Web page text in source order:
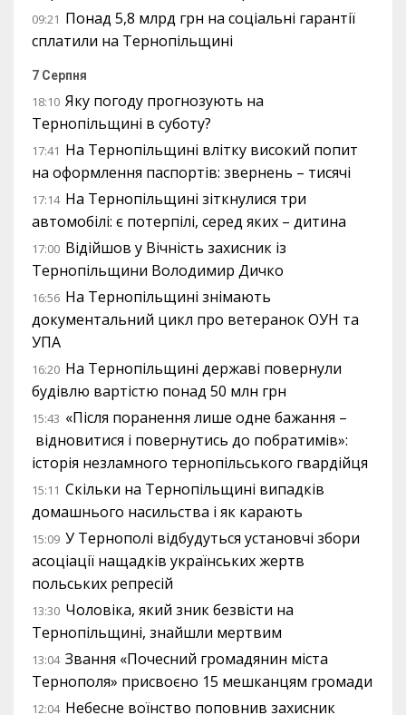
09:21 Понад 5,8 млрд грн на соціальні гарантії
сплатили на Тернопільщині
7 Серпня
18:10 Яку погоду прогнозують на
Тернопільщині в суботу?
17:41 На Тернопільщині влітку високий попит
на оформлення паспортів: звернень – тисячі
17:14 На Тернопільщині зіткнулися три
автомобілі: є потерпілі, серед яких – дитина
17:00 Відійшов у Вічність захисник із
Тернопільщини Володимир Дичко
16:56 На Тернопільщині знімають
документальний цикл про ветеранок ОУН та
УПА
16:20 На Тернопільщині державі повернули
будівлю вартістю понад 50 млн грн
15:43 «Після поранення лише одне бажання –
відновитися і повернутись до побратимів»:
історія незламного тернопільського гвардійця
15:11 Скільки на Тернопільщині випадків
домашнього насильства і як карають
15:09 У Тернополі відбудуться установчі збори
асоціації нащадків українських жертв
польських репресій
13:30 Чоловіка, який зник безвісти на
Тернопільщині, знайшли мертвим
13:04 Звання «Почесний громадянин міста
Тернополя» присвоєно 15 мешканцям громади
12:04 Небесне воїнство поповнив захисник